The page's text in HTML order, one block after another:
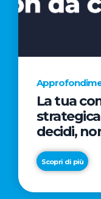
La tua
decidi,
Scopri di più